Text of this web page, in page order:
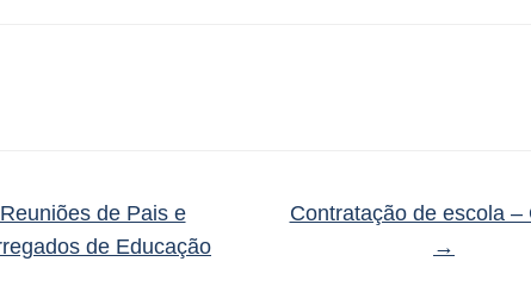
Reuniões de Pais e
de Educação
Contratação de escola –
→